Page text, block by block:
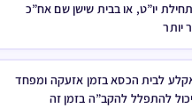
ימני בכל מעשיו
בשמאל וכתב
בשמאל או בימין
יו”ט, או בבית שישן שם אח”כ
יותר
לבית הכסא בזמן אזעקה ומפחד
להתפלל להקב”ה בזמן זה